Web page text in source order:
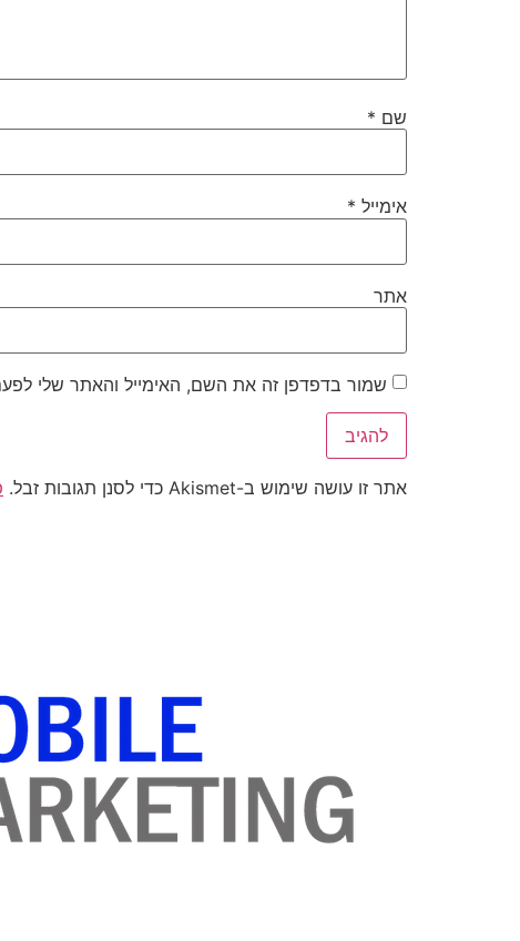
שם *
אימייל *
אתר
שמור בדפדפן זה את השם, האימייל והאתר שלי
אתר זו עושה שימוש ב-Akismet כדי לסנן תגובות זבל.